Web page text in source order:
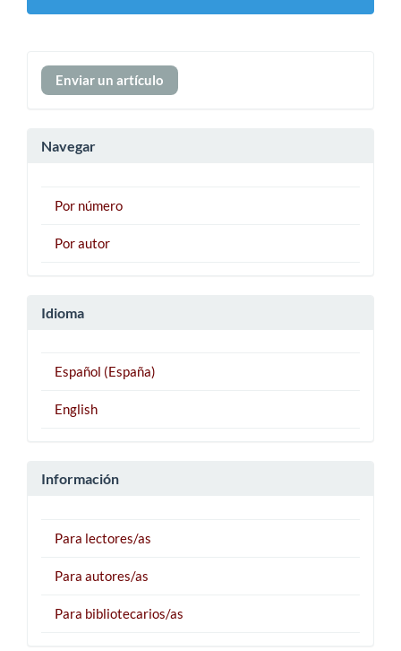
Enviar
un
Enviar un artículo
Navegar
Por número
Por autor
Idioma
Español (España)
English
Información
Para lectores/as
Para autores/as
Para bibliotecarios/as